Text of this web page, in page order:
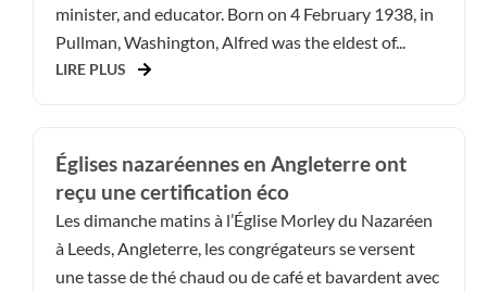
minister, and educator. Born on 4 February 1938, in
Pullman, Washington, Alfred was the eldest of...
LIRE PLUS
Églises nazaréennes en Angleterre ont
reçu une certification éco
Les dimanche matins à l’Église Morley du Nazaréen
à Leeds, Angleterre, les congrégateurs se versent
une tasse de thé chaud ou de café et bavardent avec